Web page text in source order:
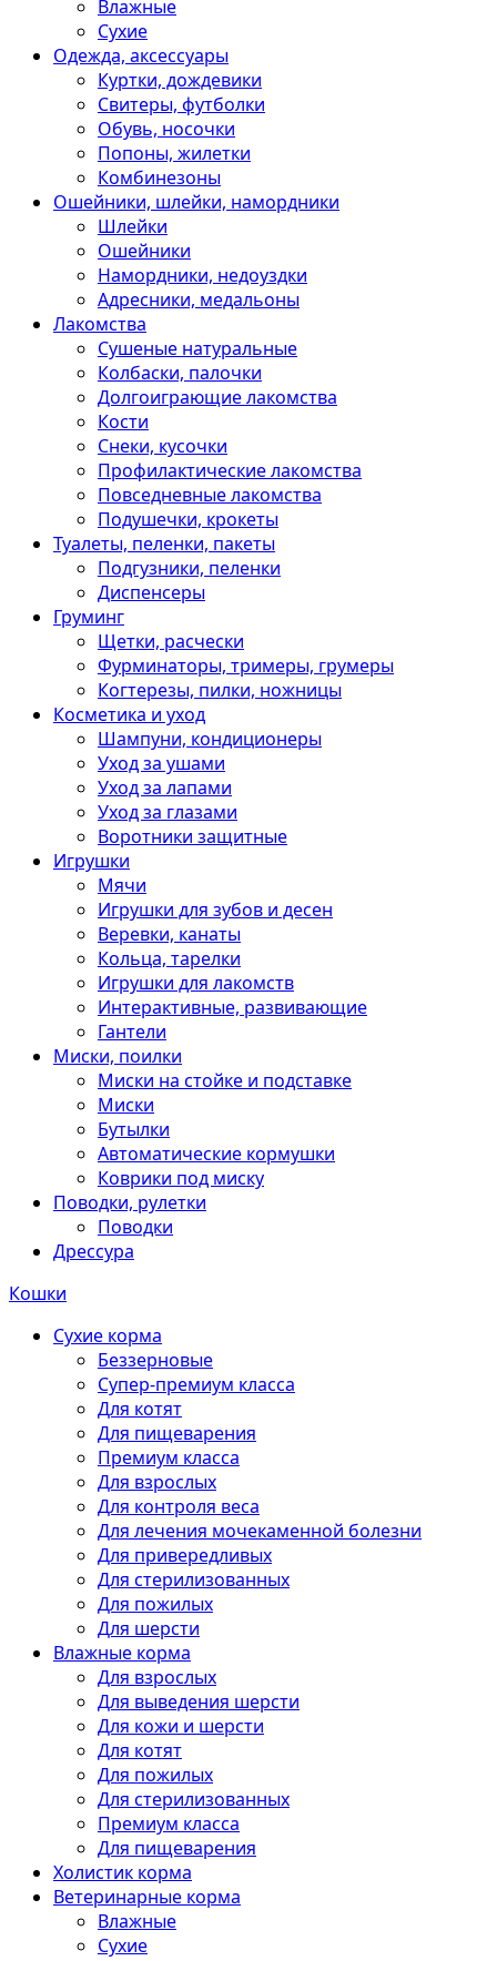
Влажные
Сухие
Одежда, аксессуары
Куртки, дождевики
Свитеры, футболки
Обувь, носочки
Попоны, жилетки
Комбинезоны
Ошейники, шлейки, намордники
Шлейки
Ошейники
Намордники, недоуздки
Адресники, медальоны
Лакомства
Сушеные натуральные
Колбаски, палочки
Долгоиграющие лакомства
Кости
Снеки, кусочки
Профилактические лакомства
Повседневные лакомства
Подушечки, крокеты
Туалеты, пеленки, пакеты
Подгузники, пеленки
Диспенсеры
Груминг
Щетки, расчески
Фурминаторы, тримеры, грумеры
Когтерезы, пилки, ножницы
Косметика и уход
Шампуни, кондиционеры
Уход за ушами
Уход за лапами
Уход за глазами
Воротники защитные
Игрушки
Мячи
Игрушки для зубов и десен
Веревки, канаты
Кольца, тарелки
Игрушки для лакомств
Интерактивные, развивающие
Гантели
Миски, поилки
Миски на стойке и подставке
Миски
Бутылки
Автоматические кормушки
Коврики под миску
Поводки, рулетки
Поводки
Дрессура
Кошки
Сухие корма
Беззерновые
Супер-премиум класса
Для котят
Для пищеварения
Премиум класса
Для взрослых
Для контроля веса
Для лечения мочекаменной болезни
Для привередливых
Для стерилизованных
Для пожилых
Для шерсти
Влажные корма
Для взрослых
Для выведения шерсти
Для кожи и шерсти
Для котят
Для пожилых
Для стерилизованных
Премиум класса
Для пищеварения
Холистик корма
Ветеринарные корма
Влажные
Сухие